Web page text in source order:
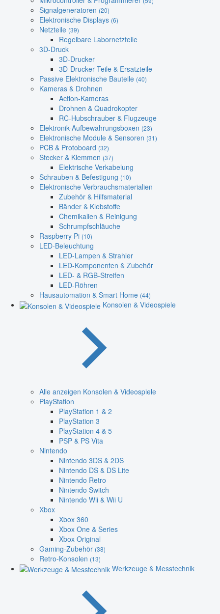
Signalgeneratoren (20)
Elektronische Displays (6)
Netzteile (39)
Regelbare Labornetzteile
3D-Druck
3D-Drucker
3D-Drucker Teile & Ersatzteile
Passive Elektronische Bauteile (40)
Kameras & Drohnen
Action-Kameras
Drohnen & Quadrokopter
RC-Hubschrauber & Flugzeuge
Elektronik-Aufbewahrungsboxen (23)
Elektronische Module & Sensoren (31)
PCB & Protoboard (32)
Stecker & Klemmen (37)
Elektrische Verkabelung
Schrauben & Befestigung (10)
Elektronische Verbrauchsmaterialien
Zubehör & Hilfsmaterial
Bänder & Klebstoffe
Chemikalien & Reinigung
Schrumpfschläuche
Raspberry Pi (10)
LED-Beleuchtung
LED-Lampen & Strahler
LED-Komponenten & Zubehör
LED- & RGB-Streifen
LED-Röhren
Hausautomation & Smart Home (44)
Konsolen & Videospiele
Alle anzeigen Konsolen & Videospiele
PlayStation
PlayStation 1 & 2
PlayStation 3
PlayStation 4 & 5
PSP & PS Vita
Nintendo
Nintendo 3DS & 2DS
Nintendo DS & DS Lite
Nintendo Retro
Nintendo Switch
Nintendo Wii & Wii U
Xbox
Xbox 360
Xbox One & Series
Xbox Original
Gaming-Zubehör (38)
Retro-Konsolen (13)
Werkzeuge & Messtechnik